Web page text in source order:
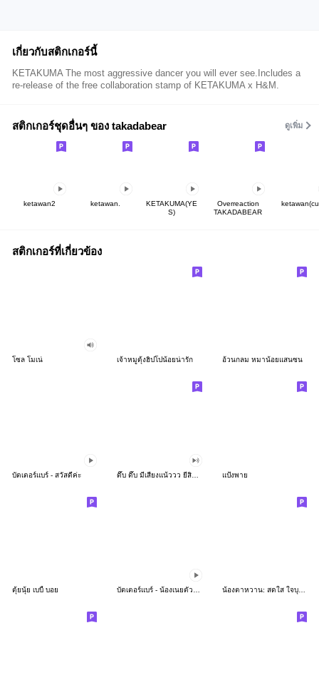
เกี่ยวกับสติกเกอร์นี้
KETAKUMA The most aggressive dancer you will ever see.Includes a
re-release of the free collaboration stamp of KETAKUMA x H&M.
สติกเกอร์ชุดอื่นๆ ของ takadabear ดูเพิ่ม
ketawan2 ketawan.
KETAKUMA(YE
S)
Overreaction
TAKADABEAR
สติกเกอร์ที่เกี่ยวข้อง
โซล โมเน่ เจ้าหมูดุ้งฮิปโปน้อยน่ารัก อ้วนกลม หมาน้อยแสนซน
บัตเตอร์แบร์ - สวัสดีค่ะ แป้งพาย
ตุ้ยนุ้ย เบบี้ บอย น้องตาหวาน: สดใส ใจบุญ (สีพาสเทล)